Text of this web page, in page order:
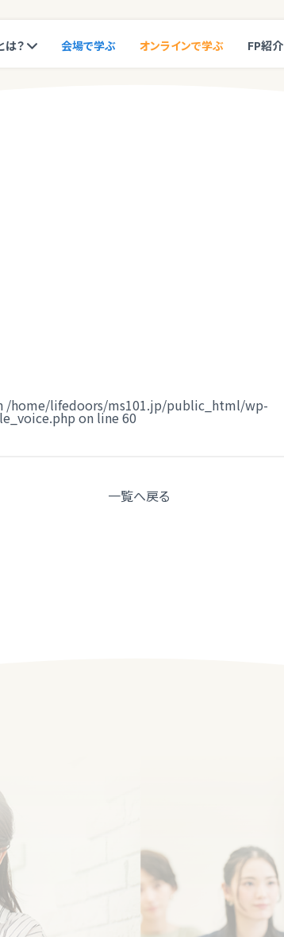
は？ 会場で学ぶ オンラインで学ぶ FP紹介
/home/lifedoors/ms101.jp/public_html/wp-
on line 60
一覧へ戻る